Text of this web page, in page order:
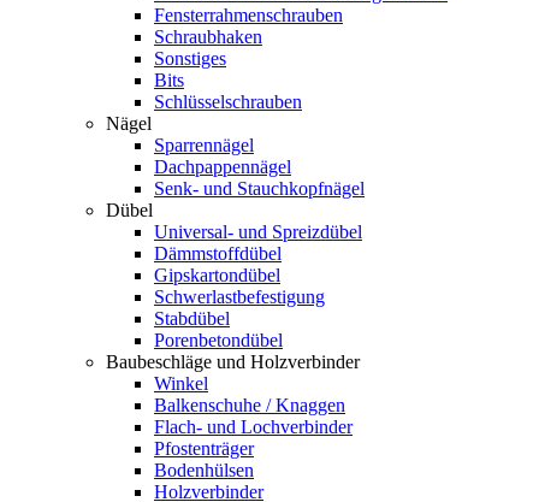
Fensterrahmenschrauben
Schraubhaken
Sonstiges
Bits
Schlüsselschrauben
Nägel
Sparrennägel
Dachpappennägel
Senk- und Stauchkopfnägel
Dübel
Universal- und Spreizdübel
Dämmstoffdübel
Gipskartondübel
Schwerlastbefestigung
Stabdübel
Porenbetondübel
Baubeschläge und Holzverbinder
Winkel
Balkenschuhe / Knaggen
Flach- und Lochverbinder
Pfostenträger
Bodenhülsen
Holzverbinder